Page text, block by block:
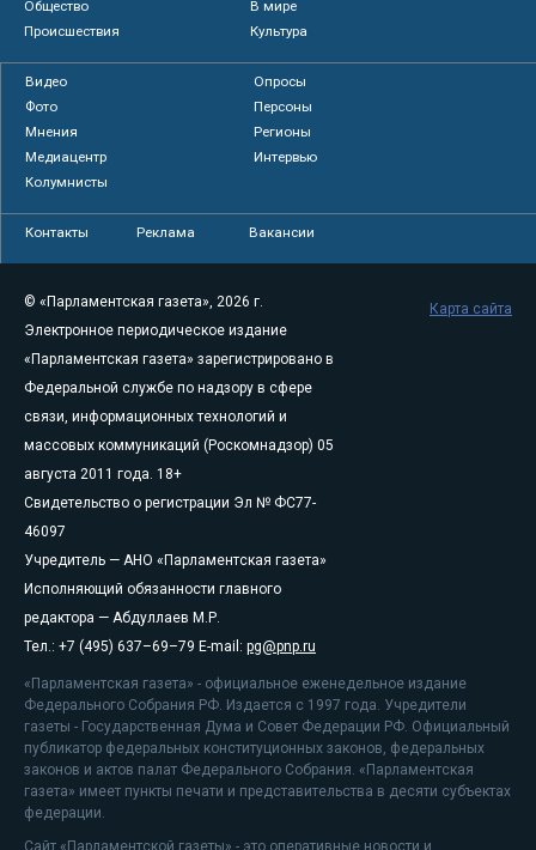
Общество
В мире
Происшествия
Культура
Видео
Опросы
Фото
Персоны
Мнения
Регионы
Медиацентр
Интервью
Колумнисты
Контакты Реклама Вакансии
© «Парламентская газета», 2026 г.
Электронное периодическое издание
«Парламентская газета» зарегистрировано в
Федеральной службе по надзору в сфере
связи, информационных технологий и
массовых коммуникаций (Роскомнадзор) 05
августа 2011 года. 18+
Свидетельство о регистрации Эл № ФС77-
46097
Учредитель — АНО «Парламентская газета»
Исполняющий обязанности главного
редактора — Абдуллаев М.Р.
Тел.: +7 (495) 637–69–79 E-mail: pg@pnp.ru
«Парламентская газета» - официальное еженедельное издание
Федерального Собрания РФ. Издается с 1997 года. Учредители
газеты - Государственная Дума и Совет Федерации РФ. Официальный
публикатор федеральных конституционных законов, федеральных
законов и актов палат Федерального Собрания. «Парламентская
газета» имеет пункты печати и представительства в десяти субъектах
федерации.
Сайт «Парламентской газеты» - это оперативные новости и
Карта сайта